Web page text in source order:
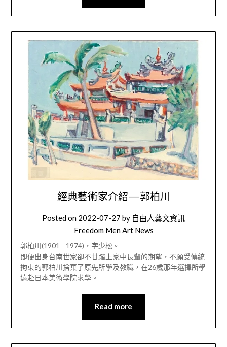
經典藝術家介紹—郭柏川
Posted on 2022-07-27 by 自由人藝文資訊
Freedom Men Art News
郭柏川(1901—1974)，字少松。
即便出身台南世家卻不甘踏上家中長輩的期望，不願受傳統
拘束的郭柏川捨棄了原先所學及教職，在26歲那年選擇所學
遠赴日本美術學院求學。
Read more